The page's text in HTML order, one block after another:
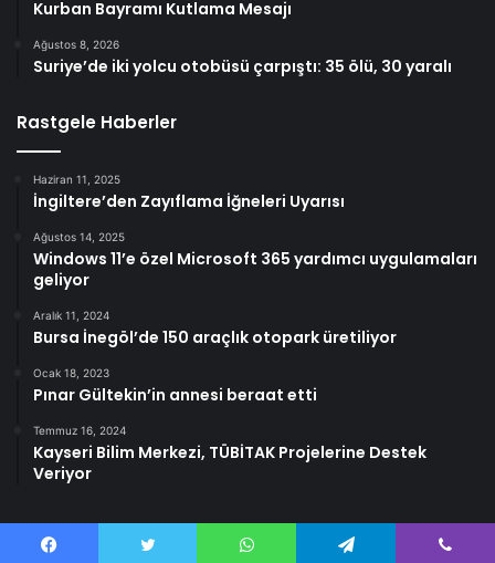
Kurban Bayramı Kutlama Mesajı
Ağustos 8, 2026
Suriye’de iki yolcu otobüsü çarpıştı: 35 ölü, 30 yaralı
Rastgele Haberler
Haziran 11, 2025
İngiltere’den Zayıflama İğneleri Uyarısı
Ağustos 14, 2025
Windows 11’e özel Microsoft 365 yardımcı uygulamaları
geliyor
Aralık 11, 2024
Bursa İnegöl’de 150 araçlık otopark üretiliyor
Ocak 18, 2023
Pınar Gültekin’in annesi beraat etti
Temmuz 16, 2024
Kayseri Bilim Merkezi, TÜBİTAK Projelerine Destek
Veriyor